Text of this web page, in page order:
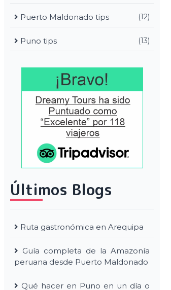
Puerto Maldonado tips (12)
Puno tips (13)
Últimos Blogs
Ruta gastronómica en Arequipa
Guía completa de la Amazonía
peruana desde Puerto Maldonado
Qué hacer en Puno en un día o